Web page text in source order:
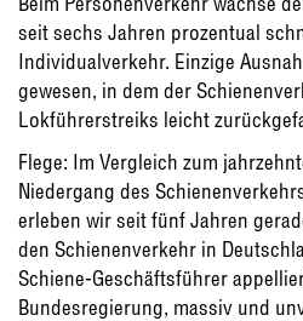
seit sechs Jahren prozentual
Individualverkehr. Einzige
gewesen, in dem der
Lokführerstreiks leicht
Flege: Im Vergleich zum
Niedergang des
erleben wir seit fünf Jahren
den Schienenverkehr in
Schiene-Geschäftsführer
Bundesregierung, massiv und